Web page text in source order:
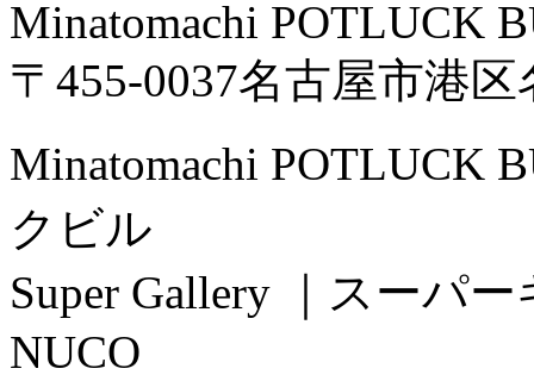
Minatomachi POTLUCK
〒455-0037名古屋市港区
Minatomachi POTLUCK
クビル
Super Gallery ｜スーパ
NUCO